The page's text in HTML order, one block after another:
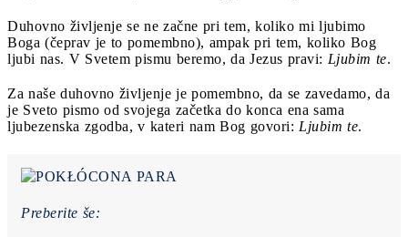
Duhovno življenje se ne začne pri tem, koliko mi ljubimo
Boga (čeprav je to pomembno), ampak pri tem, koliko Bog
ljubi nas. V Svetem pismu beremo, da Jezus pravi: Ljubim te.
Za naše duhovno življenje je pomembno, da se zavedamo, da
je Sveto pismo od svojega začetka do konca ena sama
ljubezenska zgodba, v kateri nam Bog govori: Ljubim te.
Preberite še: